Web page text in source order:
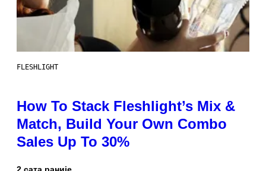
FLESHLIGHT
How To Stack Fleshlight’s Mix &
Match, Build Your Own Combo
Sales Up To 30%